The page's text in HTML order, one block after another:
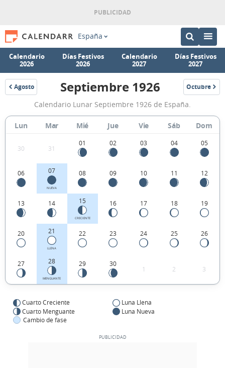
España
Calendario
2026
Días Festivos
2026
Calendario
2027
Días Festivos
2027
Agosto
1926
Calendario
Lunar
Septiembre
1926
de
España.
Septiembre 1926 Octubre
1926
Calendario Lunar Septiembre 1926 de España.
Lun Mar Mié Jue Vie Sáb Dom
30 31
01 02 03 04 05
06 07
NUEVA
08 09 10 11 12
13 14 15
CRECIENTE
16 17 18 19
20 21
LLENA
22 23 24 25 26
27 28
MENGUANTE
29 30
1 2 3
Cuarto Creciente
Luna Llena
Cuarto Menguante
Luna Nueva
Cambio de fase